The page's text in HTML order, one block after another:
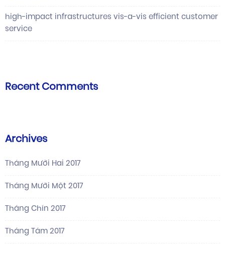
high-impact infrastructures vis-a-vis efficient customer
service
Recent Comments
Archives
Tháng Mười Hai 2017
Tháng Mười Một 2017
Tháng Chín 2017
Tháng Tám 2017